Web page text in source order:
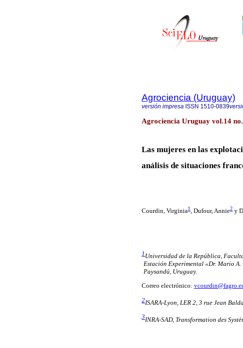
Agrociencia (Uruguay)
versión impresa ISSN 1510-0839
Agrociencia Uruguay vol.14
Las mujeres en las
análisis de situaciones
Courdin, Virginia1, Dufour, Annie2 y
1 Universidad de la República,
Estación Experimental «Dr. Mario A.
Paysandú, Uruguay.
Correo electrónico:
2ISARA-Lyon, LER 2, 3 rue Jean
3INRA-SAD, Transformation des